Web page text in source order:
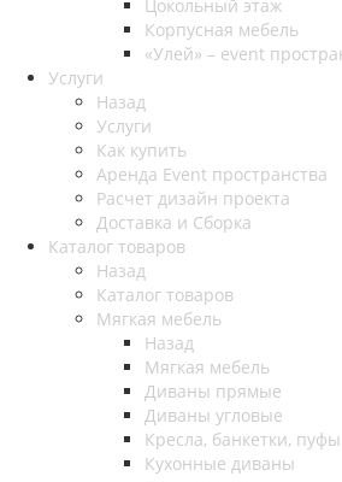
Цокольный этаж
Корпусная мебель
«Улей» – event
Услуги
Назад
Услуги
Как купить
Аренда Event пространства
Расчет дизайн проекта
Доставка и Сборка
Каталог товаров
Назад
Каталог товаров
Мягкая мебель
Назад
Мягкая мебель
Диваны прямые
Диваны угловые
Кресла, банкетки, пуфы
Кухонные диваны